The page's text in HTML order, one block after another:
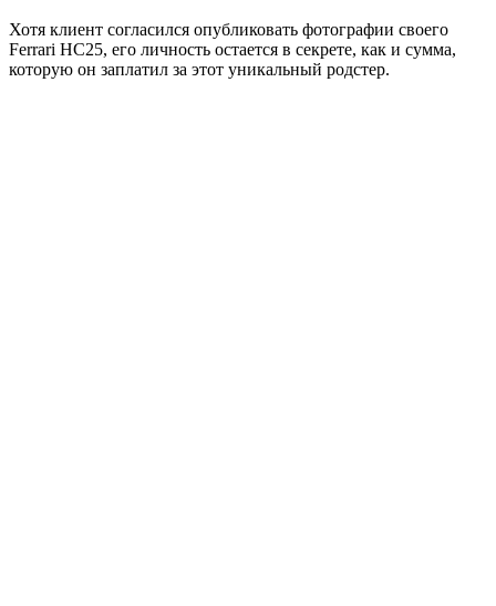
Хотя клиент согласился опубликовать фотографии своего
Ferrari HC25, его личность остается в секрете, как и сумма,
которую он заплатил за этот уникальный родстер.